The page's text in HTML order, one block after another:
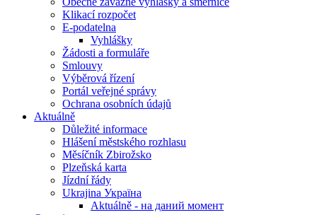
Klikací rozpočet
E-podatelna
Vyhlášky
Žádosti a formuláře
Smlouvy
Výběrová řízení
Portál veřejné správy
Ochrana osobních údajů
Aktuálně
Důležité informace
Hlášení městského rozhlasu
Měsíčník Zbirožsko
Plzeňská karta
Jízdní řády
Ukrajina Україна
Aktuálně - на даний момент